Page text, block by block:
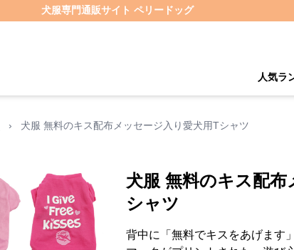
犬服専門通販サイト ペリードッグ
人気ラ
› 犬服 無料のキス配布メッセージ入り愛犬用Tシャツ
犬服 無料のキス配
シャツ
背中に「無料でキスをあげます